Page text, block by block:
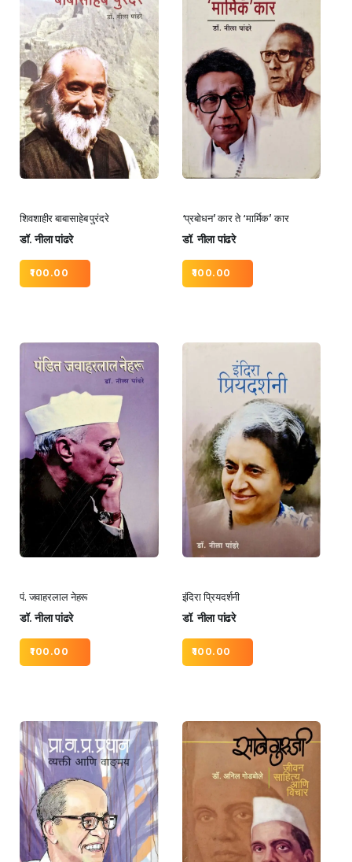
शिवशाहीर बाबासाहेब पुरंदरे
डॉ. नीला पांढरे
100.00
‘प्रबोधन’ कार ते ‘मार्मिक’ कार
डॉ. नीला पांढरे
100.00
पं. जवाहरलाल नेहरू
डॉ. नीला पांढरे
100.00
इंदिरा प्रियदर्शनी
डॉ. नीला पांढरे
100.00